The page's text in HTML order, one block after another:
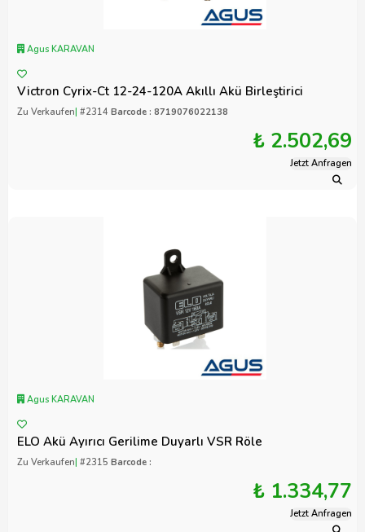
Agus KARAVAN
Victron Cyrix-Ct 12-24-120A Akıllı Akü Birleştirici
Zu Verkaufen| #2314 Barcode : 8719076022138
₺ 2.502,69
Jetzt Anfragen
Agus KARAVAN
ELO Akü Ayırıcı Gerilime Duyarlı VSR Röle
Zu Verkaufen| #2315 Barcode :
₺ 1.334,77
Jetzt Anfragen